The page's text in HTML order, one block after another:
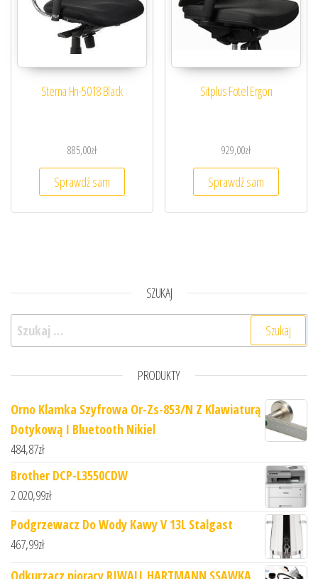
Stema Hn-5018 Black
885,00zł
Sprawdź sam
Sitplus Fotel Ergon
929,00zł
Sprawdź sam
SZUKAJ
Szukaj:
PRODUKTY
Orno Klamka Szyfrowa Or-Zs-853/N Z Klawiaturą
Dotykową I Bluetooth Nikiel
484,87zł
Brother DCP-L3550CDW
2 020,99zł
Podgrzewacz Do Wody Kawy V 13L Stalgast
467,99zł
Odkurzacz piorący RIWALL HARTMANN SSAWKA